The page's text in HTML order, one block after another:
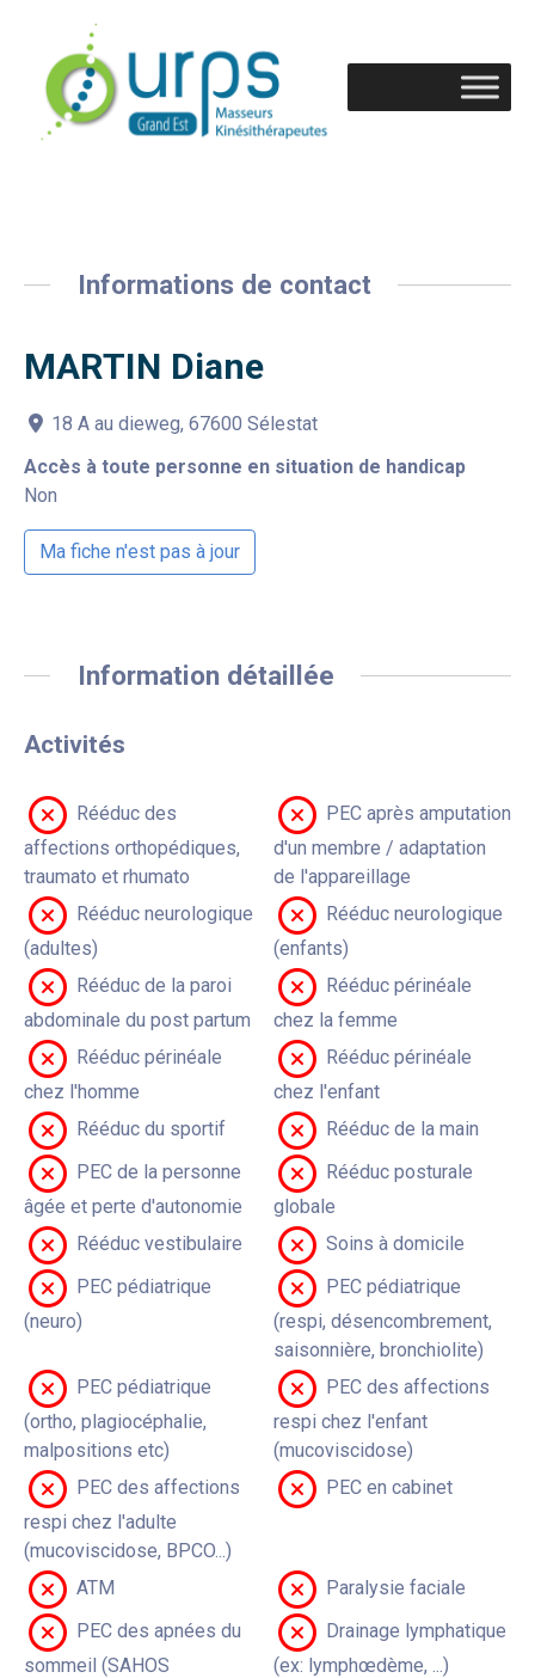
Informations de contact
MARTIN Diane
18 A au dieweg, 67600 Sélestat
Accès à toute personne en situation de handicap
Non
Ma fiche n'est pas à jour
Information détaillée
Activités
Rééduc des
affections orthopédiques,
traumato et rhumato
PEC après amputation
d'un membre / adaptation
de l'appareillage
Rééduc neurologique
(adultes)
Rééduc neurologique
(enfants)
Rééduc de la paroi
abdominale du post partum
Rééduc périnéale
chez la femme
Rééduc périnéale
chez l'homme
Rééduc périnéale
chez l'enfant
Rééduc du sportif
Rééduc de la main
PEC de la personne
âgée et perte d'autonomie
Rééduc posturale
globale
Rééduc vestibulaire
Soins à domicile
PEC pédiatrique
(neuro)
PEC pédiatrique
(respi, désencombrement,
saisonnière, bronchiolite)
PEC pédiatrique
(ortho, plagiocéphalie,
malpositions etc)
PEC des affections
respi chez l'enfant
(mucoviscidose)
PEC des affections
respi chez l'adulte
(mucoviscidose, BPCO...)
PEC en cabinet
ATM
Paralysie faciale
PEC des apnées du
sommeil (SAHOS
Drainage lymphatique
(ex: lymphœdème, ...)